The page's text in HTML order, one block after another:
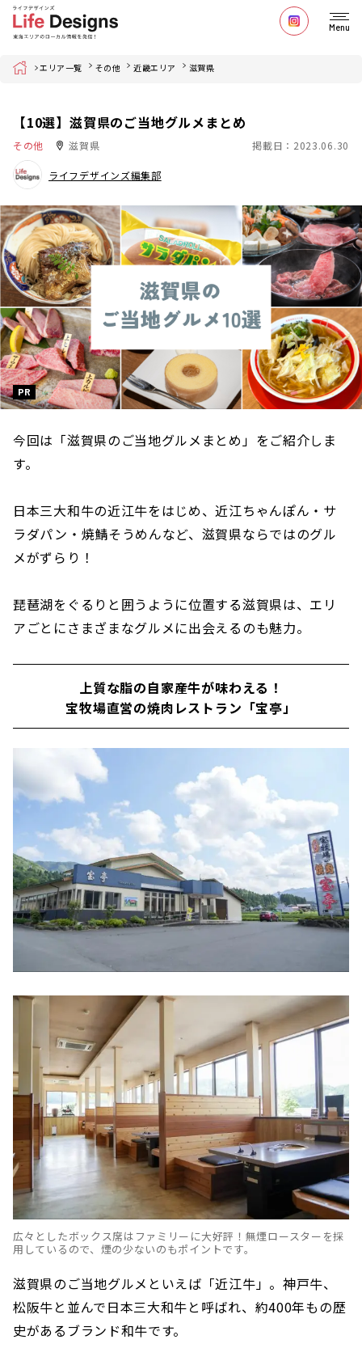
Menu
Home エリア一覧 その他 近畿エリア 滋賀県
【10選】滋賀県のご当地グルメまとめ
その他 滋賀県 掲載日：2023.06.30
ライフデザインズ編集部
PR
今回は「滋賀県のご当地グルメまとめ」をご紹介しま
す。
日本三大和牛の近江牛をはじめ、近江ちゃんぽん・サ
ラダパン・焼鯖そうめんなど、滋賀県ならではのグル
メがずらり！
琵琶湖をぐるりと囲うように位置する滋賀県は、エリ
アごとにさまざまなグルメに出会えるのも魅力。
上質な脂の自家産牛が味わえる！
宝牧場直営の焼肉レストラン「宝亭」
広々としたボックス席はファミリーに大好評！無煙ロースターを採
用しているので、煙の少ないのもポイントです。
滋賀県のご当地グルメといえば「近江牛」。神戸牛、
松阪牛と並んで日本三大和牛と呼ばれ、約400年もの歴
史があるブランド和牛です。